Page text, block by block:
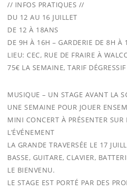
// INFOS PRATIQUES //
DU 12 AU 16 JUILLET
DE 12 À 18ANS
DE 9H À 16H – GARDERIE DE 8H À
LIEU: CEC, RUE DE FRAIRE À
75€ LA SEMAINE, TARIF
MUSIQUE – UN STAGE AVANT LA
UNE SEMAINE POUR JOUER
MINI CONCERT À PRÉSENTER SUR
L’ÉVÉNEMENT
LA GRANDE TRAVERSÉE LE 17
BASSE, GUITARE, CLAVIER,
LE BIENVENU.
LE STAGE EST PORTÉ PAR DES